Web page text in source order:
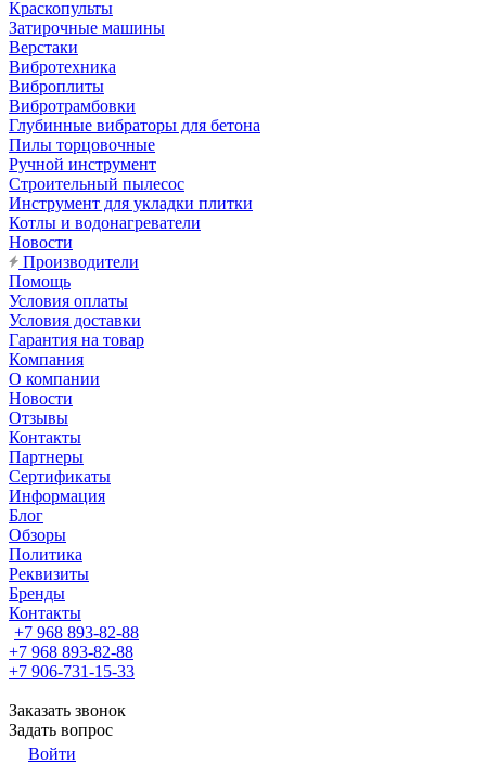
Краскопульты
Затирочные машины
Верстаки
Вибротехника
Виброплиты
Вибротрамбовки
Глубинные вибраторы для бетона
Пилы торцовочные
Ручной инструмент
Строительный пылесос
Инструмент для укладки плитки
Котлы и водонагреватели
Новости
Производители
Помощь
Условия оплаты
Условия доставки
Гарантия на товар
Компания
О компании
Новости
Отзывы
Контакты
Партнеры
Сертификаты
Информация
Блог
Обзоры
Политика
Реквизиты
Бренды
Контакты
+7 968 893-82-88
+7 968 893-82-88
+7 906-731-15-33
Заказать звонок
Задать вопрос
Войти